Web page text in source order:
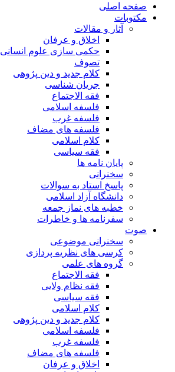
صفحه اصلی
مکتوبات
آثار و مقالات
اخلاق و عرفان
حکمی سازی علوم انسانی
تصوف
کلام جدید و دین پژوهی
جریان شناسی
فقه الاجتماع
فلسفه اسلامی
فلسفه غرب
فلسفه های مضاف
کلام اسلامی
فقه سیاسی
پایان نامه ها
سخنرانی
پاسخ استاد به سوالات
دانشگاه آزاد اسلامی
خطبه های نماز جمعه
سفرنامه ها و خاطرات
صوت
سخنرانی موضوعی
کرسی های نظریه پردازی
گروه های علمی
فقه الاجتماع
فقه نظام ولایی
فقه سیاسی
کلام اسلامی
کلام جدید و دین پژوهی
فلسفه اسلامی
فلسفه غرب
فلسفه های مضاف
اخلاق و عرفان